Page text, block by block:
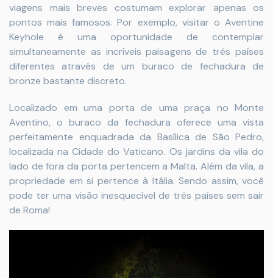
viagens mais breves costumam explorar apenas os
pontos mais famosos. Por exemplo, visitar o Aventine
Keyhole é uma oportunidade de contemplar
simultaneamente as incríveis paisagens de três países
diferentes através de um buraco de fechadura de
bronze bastante discreto.
Localizado em uma porta de uma praça no Monte
Aventino, o buraco da fechadura oferece uma vista
perfeitamente enquadrada da Basílica de São Pedro,
localizada na Cidade do Vaticano. Os jardins da vila do
lado de fora da porta pertencem a Malta. Além da vila, a
propriedade em si pertence à Itália. Sendo assim, você
pode ter uma visão inesquecível de três países sem sair
de Roma!